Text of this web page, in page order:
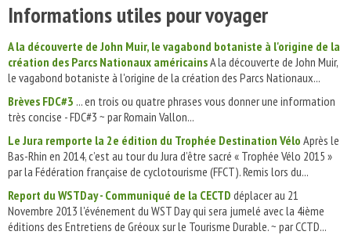
Informations utiles pour voyager
A la découverte de John Muir, le vagabond botaniste à l'origine de la
création des Parcs Nationaux américainsA la découverte de John Muir,
le vagabond botaniste à l'origine de la création des Parcs Nationaux...
Brèves FDC#3 ... en trois ou quatre phrases vous donner une information
très concise - FDC#3 ~ par Romain Vallon...
Le Jura remporte la 2e édition du Trophée Destination Vélo Après le
Bas-Rhin en 2014, c’est au tour du Jura d’être sacré « Trophée Vélo 2015 »
par la Fédération française de cyclotourisme (FFCT). Remis lors du...
Report du WSTDay - Communiqué de la CECTD déplacer au 21
Novembre 2013 l'événement du WST Day qui sera jumelé avec la 4ième
éditions des Entretiens de Gréoux sur le Tourisme Durable. ~ par CCTD...